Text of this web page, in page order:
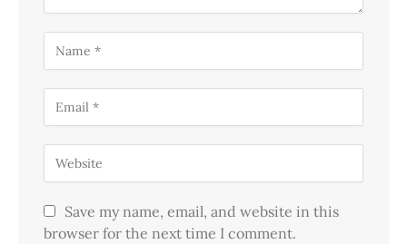
Save my name, email, and website in this
browser for the next time I comment.